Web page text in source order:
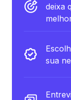
deixa
sua